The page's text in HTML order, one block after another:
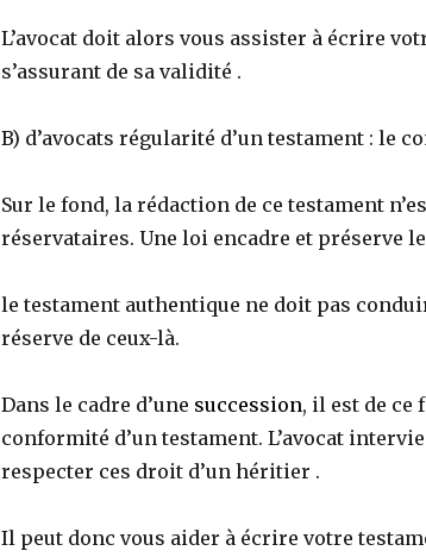
L’avocat doit alors vous assister à écrire
s’assurant de sa validité .
B) d’avocats régularité d’un testament : le
Sur le fond, la rédaction de ce testament
réservataires. Une loi encadre et préserve
le testament authentique ne doit pas
réserve de ceux-là.
Dans le cadre d’une succession, il est de ce
conformité d’un testament. L’avocat
respecter ces droit d’un héritier .
Il peut donc vous aider à écrire votre